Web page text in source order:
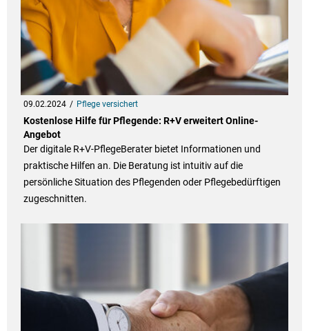
09.02.2024 Pflege versichert
Kostenlose Hilfe für Pflegende: R+V erweitert Online-
Angebot
Der digitale R+V-PflegeBerater bietet Informationen und
praktische Hilfen an. Die Beratung ist intuitiv auf die
persönliche Situation des Pflegenden oder Pflegebedürftigen
zugeschnitten.